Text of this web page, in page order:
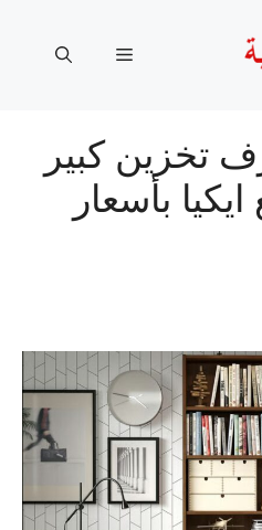
القائمة
تخزين كبير
بأسعار